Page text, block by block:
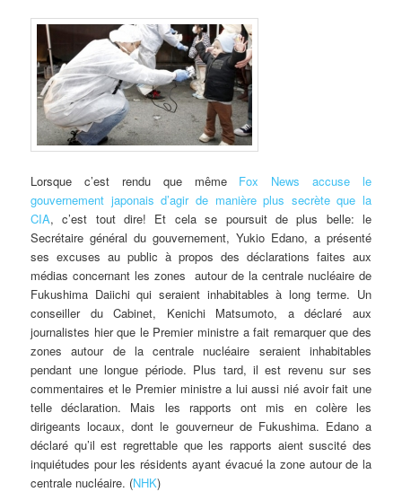
Lorsque c’est rendu que même Fox News accuse le
gouvernement japonais d’agir de manière plus secrète que la
CIA, c’est tout dire! Et cela se poursuit de plus belle: le
Secrétaire général du gouvernement, Yukio Edano, a présenté
ses excuses au public à propos des déclarations faites aux
médias concernant les zones autour de la centrale nucléaire de
Fukushima Daiichi qui seraient inhabitables à long terme. Un
conseiller du Cabinet, Kenichi Matsumoto, a déclaré aux
journalistes hier que le Premier ministre a fait remarquer que des
zones autour de la centrale nucléaire seraient inhabitables
pendant une longue période. Plus tard, il est revenu sur ses
commentaires et le Premier ministre a lui aussi nié avoir fait une
telle déclaration. Mais les rapports ont mis en colère les
dirigeants locaux, dont le gouverneur de Fukushima. Edano a
déclaré qu’il est regrettable que les rapports aient suscité des
inquiétudes pour les résidents ayant évacué la zone autour de la
centrale nucléaire. (NHK)